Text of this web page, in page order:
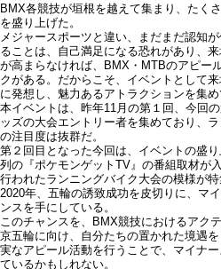
BMX各競技が垣根を越えて集まり、たく
を盛り上げた。
メジャースポーツと違い、まだまだ認知
ることは、自己満足になる恐れがあり、
が高まらなければ、BMX・MTBのアピー
クがある。だからこそ、イベントとして
に発想し、魅力あるアトラクションを集
本イベントは、昨年11月の第１回、今回
ッズの大会エントリー者を集めており、
の注目度は抜群だ。
第２回目となった今回は、イベントの盛
列の『ポケモンゲットTV』の番組取材が
行われたランニングバイク大会の模様が特
2020年、五輪の誘致成功を皮切りに、マ
ンスを手にしている。
このチャンスを、BMX競技におけるアク
京五輪に向け、自分たちの置かれた境遇
実なアピール活動を行うことで、マイナ
ているかもしれない。